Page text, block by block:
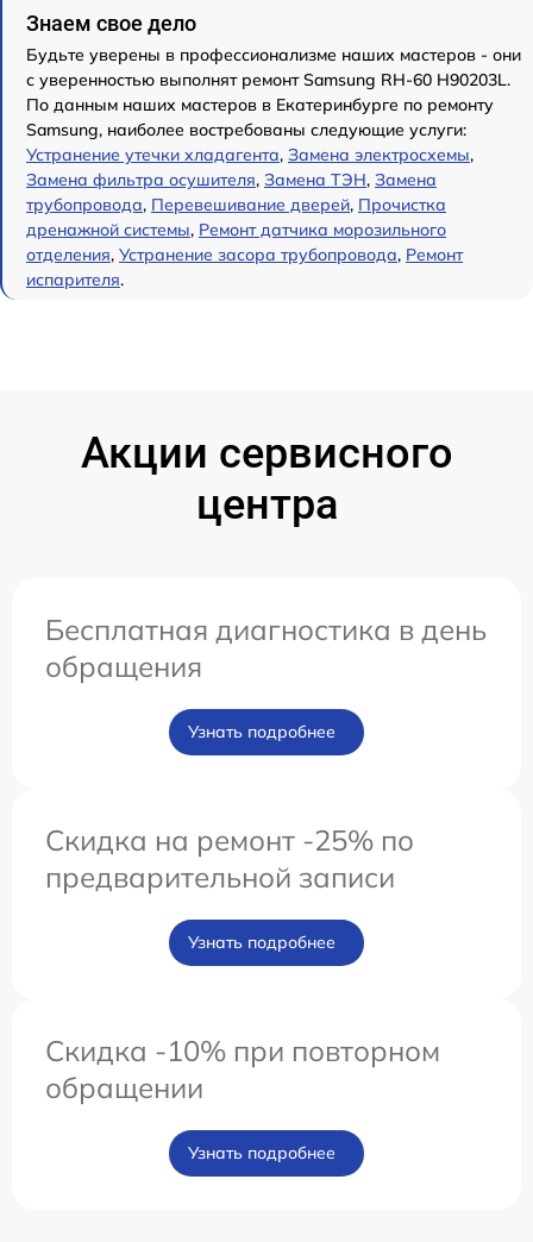
Знаем свое дело
Будьте уверены в профессионализме наших мастеров - они
с уверенностью выполнят ремонт Samsung RH-60 H90203L.
По данным наших мастеров в Екатеринбурге по ремонту
Samsung, наиболее востребованы следующие услуги:
Устранение утечки хладагента, Замена электросхемы,
Замена фильтра осушителя, Замена ТЭН, Замена
трубопровода, Перевешивание дверей, Прочистка
дренажной системы, Ремонт датчика морозильного
отделения, Устранение засора трубопровода, Ремонт
испарителя.
Акции сервисного
центра
Бесплатная диагностика в день
обращения
Узнать подробнее
Скидка на ремонт -25% по
предварительной записи
Узнать подробнее
Скидка -10% при повторном
обращении
Узнать подробнее